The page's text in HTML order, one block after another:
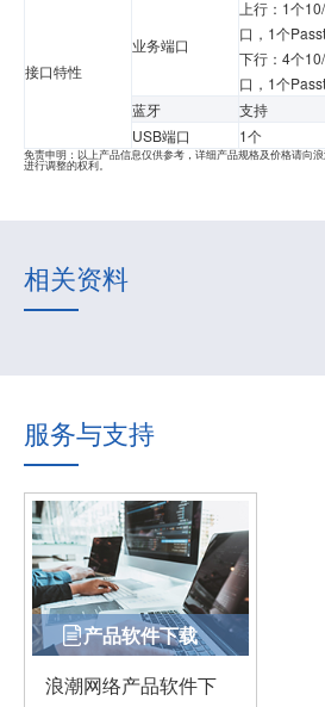
接口特性
业务端口
上行：1个
口，1个
下行：4个
口，1个
蓝牙
支持
USB端口
1个
免责申明：以上产品信息仅供参考，详细产品规格及价格请向
进行调整的权利。
相关资料
服务与支持
产品软件下载
浪潮网络产品软件下